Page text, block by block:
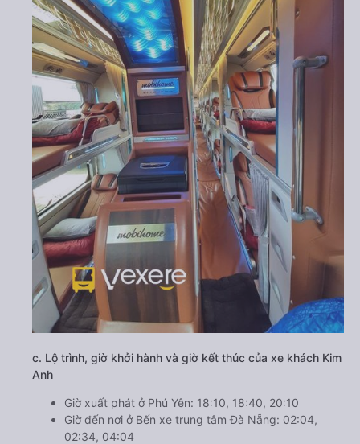
c. Lộ trình, giờ khởi hành và giờ kết thúc của xe khách Kim
Anh
Giờ xuất phát ở Phú Yên: 18:10, 18:40, 20:10
Giờ đến nơi ở Bến xe trung tâm Đà Nẵng: 02:04,
02:34, 04:04